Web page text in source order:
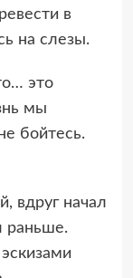
в
на слезы.
это
мы
бойтесь.
вдруг начал
раньше.